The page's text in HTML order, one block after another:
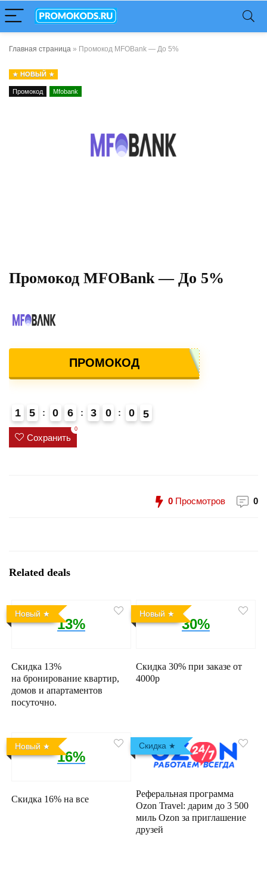
Главная страница » Промокод MFOBank — До 5%
НОВЫЙ
Промокод Mfobank
Промокод MFOBank — До 5%
ПРОМОКОД
1
4
5 0 6 3 0 0 4
5
Сохранить
0
0 Просмотров 0
Related deals
Новый
13%
Скидка 13%
на бронирование квартир,
домов и апартаментов
посуточно.
Новый
30%
Скидка 30% при заказе от
4000р
Новый
16%
Скидка 16% на все
Скидка
Реферальная программа
Ozon Travel: дарим до 3 500
миль Ozon за приглашение
друзей